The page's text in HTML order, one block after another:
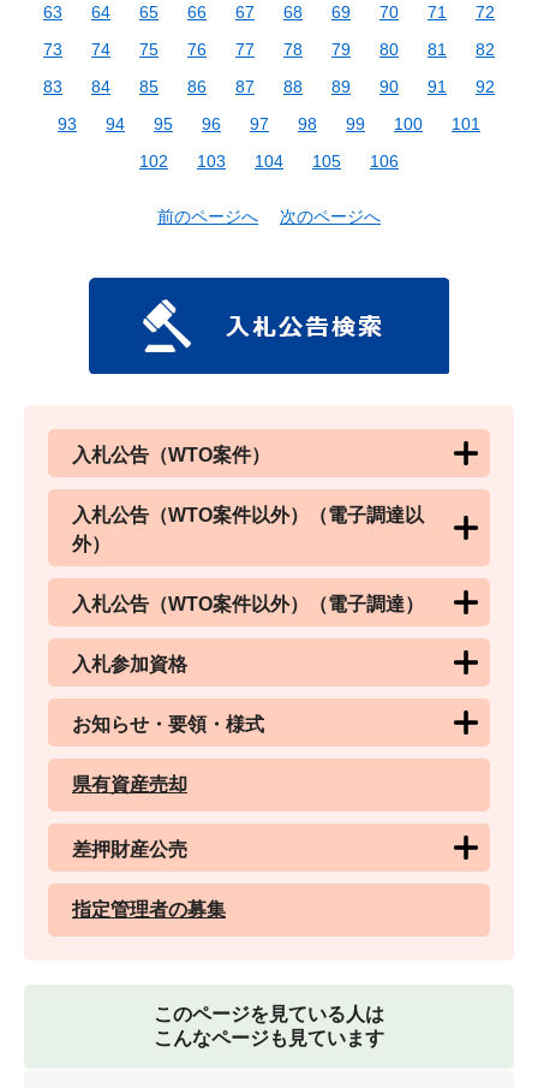
63
64 65 66 67 68 69 70 71
72
73
74 75 76 77 78 79 80 81
82
83
84 85 86 87 88 89 90 91
92
93
94 95 96 97 98 99 100
101
102
103 104 105 106
前のページへ 次のページへ
入札公告（WTO案件）
入札公告（WTO案件以外）（電子調達以
外）
入札公告（WTO案件以外）（電子調達）
入札参加資格
お知らせ・要領・様式
県有資産売却
差押財産公売
指定管理者の募集
このページを見ている人は
こんなページも見ています